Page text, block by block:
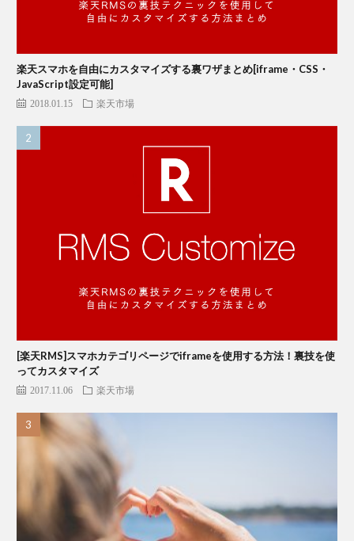
楽天スマホを自由にカスタマイズする裏ワザまとめ[iframe・CSS・
JavaScript設定可能]
2018.01.15 楽天市場
[楽天RMS]スマホカテゴリページでiframeを使用する方法！裏技を使
ってカスタマイズ
2017.11.06 楽天市場